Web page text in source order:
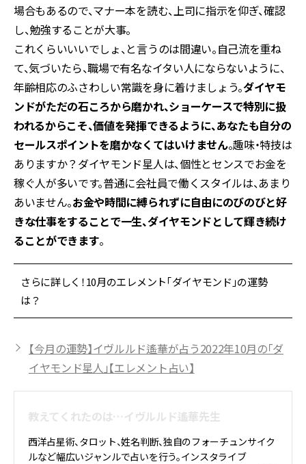
場合もあるので、マナー本を読む、上司に指示を仰ぎ、確認
し、勉強することが大事。
これくらいいいでしょ、と言うのは間違い。自己流を重ね
て、気づいたら、職場で有名なイタい人にならないように、
年齢相応のふさわしい常識を身に着けましょう。ダイヤモ
ンドがただの石ころから磨かれ、ショーケースで特別に扱
われるからこそ、価値を発揮できるように、あなたも自分の
セールスポイントを磨かなくてはいけません。趣味・特技は
ありますか？ダイヤモンド星人は、個性とセンスでお金を
稼ぐ人が多いです。普通に会社員で働くスタイルは、あまり
あいません。お金や時間に縛られずに自由にのびのびと好
きな仕事をすることで一生、ダイヤモンドとして輝き続け
ることができます。
さらに詳しく！10月のエレメント「ダイヤモンド」の運勢
は？
【今月の運勢】イヴルルド遙華が占う2022年10月の「ダ
イヤモンド星人」【エレメント占い】
教えてくれたのは…イヴルルド遙華先生
西洋占星術、タロット、姓名判断、独自のフォーチュンサイク
ルなど幅広いジャンルで占いを行う。インスタライブ